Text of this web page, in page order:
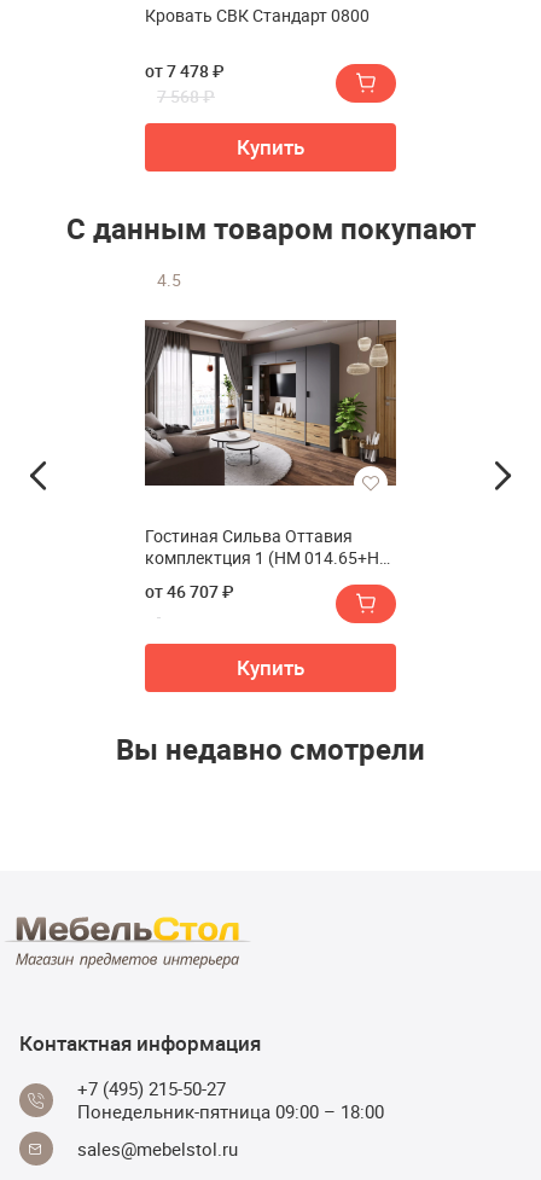
Кровать СВК Стандарт 0800
от 7 478 ₽
7 568 ₽
Купить
С данным товаром покупают
4.5
Гостиная Сильва Оттавия
комплектция 1 (НМ 014.65+НМ
от 46 707 ₽
Купить
Вы недавно смотрели
Контактная информация
+7 (495) 215-50-27
Понедельник-пятница 09:00 – 18:00
sales@mebelstol.ru